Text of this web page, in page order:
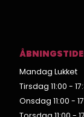
Mandag Lukket
Tirsdag 11:00 -
Onsdag 11:00 -